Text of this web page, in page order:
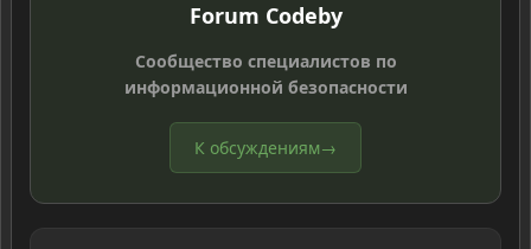
Forum Codeby
Сообщество специалистов по
информационной безопасности
К обсуждениям→